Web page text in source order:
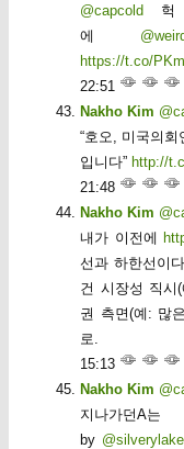
@capcold 헉
에
https://t.co/
22:51
Nakho Kim
“호오, 미국의
입니다” http://
21:48
Nakho Kim
내가 이전에
선과 하한선이
건 시장성 직시
권 측면(예: 많
로.
15:13
Nakho Kim
지나가던A
by @silverylake